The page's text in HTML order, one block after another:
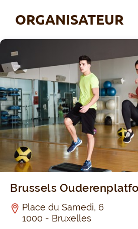
ORGANISATEUR
Brussels
Place du Samedi, 6
1000 - Bruxelles